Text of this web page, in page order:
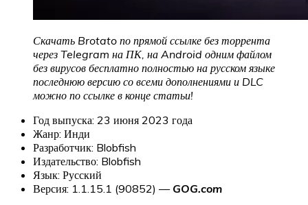
Скачать Brotato по прямой ссылке без торрента
через Telegram на ПК, на Android одним файлом
без вирусов бесплатно полностью на русском языке
последнюю версию со всеми дополнениями и DLC
можно по ссылке в конце статьи!
Год выпуска: 23 июня 2023 года
Жанр: Инди
Разработчик: Blobfish
Издательство: Blobfish
Язык: Русский
Версия: 1.1.15.1 (90852) — GOG.com